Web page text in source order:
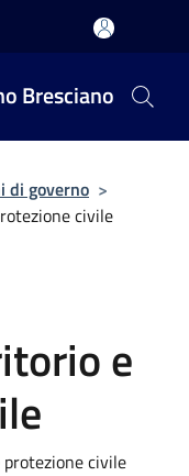
Bresciano
di governo >
civile
e
civile